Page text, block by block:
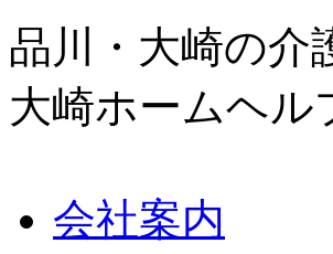
品川・大崎の介
大崎ホームヘル
会社案内